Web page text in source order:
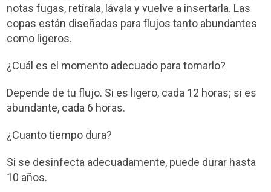
notas fugas, retírala, lávala y vuelve a insertarla. Las
copas están diseñadas para flujos tanto abundantes
como ligeros.
¿Cuál es el momento adecuado para tomarlo?
Depende de tu flujo. Si es ligero, cada 12 horas; si es
abundante, cada 6 horas.
¿Cuanto tiempo dura?
Si se desinfecta adecuadamente, puede durar hasta
10 años.